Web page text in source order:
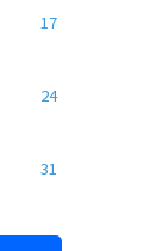
17
24
31